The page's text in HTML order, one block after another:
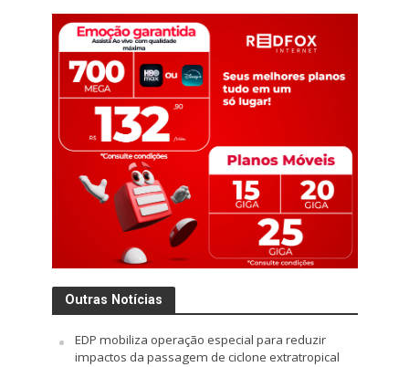
Outras Notícias
EDP mobiliza operação especial para reduzir
impactos da passagem de ciclone extratropical